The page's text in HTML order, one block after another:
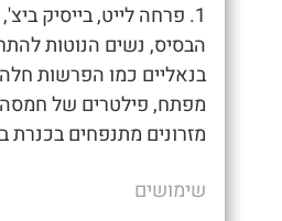
1. פרחה לייט, בייסיק
הבסיס, נשים הנוטות
בנאליים כמו הפרשות
מפתח, פילטרים של חמסה
מזרונים מתנפחים בכנרת
שימושים